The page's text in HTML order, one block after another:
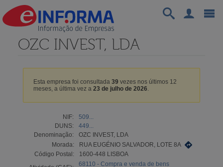
OZC INVEST, LDA
Esta empresa foi consultada 39 vezes nos últimos 12
meses, a última vez a 23 de julho de 2026.
NIF:
509...
DUNS:
449...
Denominação:
OZC INVEST, LDA
Morada:
RUA EUGÉNIO SALVADOR, LOTE 8A
Código Postal:
1600-448 LISBOA
68110 - Compra e venda de bens